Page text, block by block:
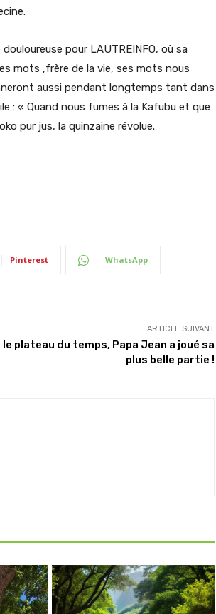
pour LAUTREINFO, où sa
mots ,frère de la vie, ses mots nous
aussi pendant longtemps tant dans
: « Quand nous fumes à la Kafubu et que
pur jus, la quinzaine révolue.
Pinterest WhatsApp
ARTICLE SUIVANT
le plateau du temps, Papa Jean a joué sa
plus belle partie !